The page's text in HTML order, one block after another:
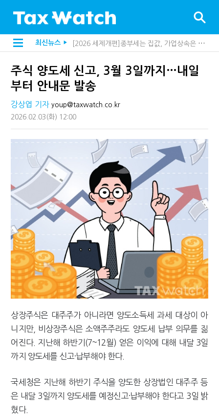
최신뉴스 ▶
[2026 세제개편]종부세는 집값, 가업상속은 기술…납세자가 꼭 볼 5가지
해외 안 갔는데 긁힌 신용카드…관세청이 몇분 만에 찾아낸 비결은?
내 지분만 봤다간 낭패…주식 양도세 추징 부른 '3가지 실수'
세무법인 HKL, 조사·재산세 전문가 임종수 세무사 영입
김밥엔 어떤 술 어울릴까?…국세청이 K-푸드 꺼낸 까닭
"세무플랫폼 문제 해결될 것"…세무사회 진단, 왜
고액자산가 더 옥죈다…해외신탁 미신고 제보에 포상금
반도체·AI로봇 국내 생산땐 세금 깎아준다
강남이 좋다는 건 옛말…강서세무서장이 더 낫다?
주식 양도세 신고, 3월 3일까지…내일
부터 안내문 발송
강상엽 기자 youp@taxwatch.co.kr
2026.02.03 (화) 12:00
상장주식은 대주주가 아니라면 양도소득세 과세 대상이 아
니지만, 비상장주식은 소액주주라도 양도세 납부 의무를 짊
어진다. 지난해 하반기(7~12월) 얻은 이익에 대해 내달 3일
까지 양도세를 신고·납부해야 한다.
국세청은 지난해 하반기 주식을 양도한 상장법인 대주주 등
은 내달 3일까지 양도세를 예정신고·납부해야 한다고 3일 밝
혔다.